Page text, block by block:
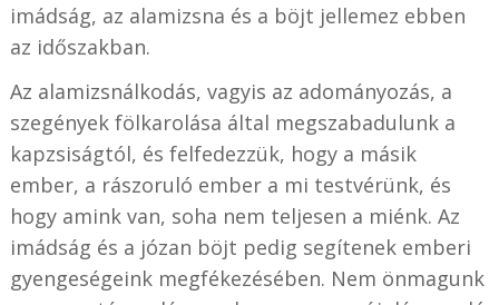
imádság, az alamizsna és a böjt jellemez ebben
az időszakban.
Az alamizsnálkodás, vagyis az adományozás, a
szegények fölkarolása által megszabadulunk a
kapzsiságtól, és felfedezzük, hogy a másik
ember, a rászoruló ember a mi testvérünk, és
hogy amink van, soha nem teljesen a miénk. Az
imádság és a józan böjt pedig segítenek emberi
gyengeségeink megfékezésében. Nem önmagunk